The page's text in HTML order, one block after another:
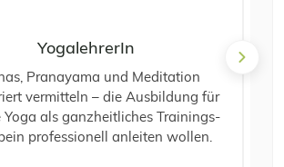
YogalehrerIn
Pranayama und Meditation
vermitteln – die Ausbildung für
Yoga als ganzheitliches Trainings-
professionell anleiten wollen.